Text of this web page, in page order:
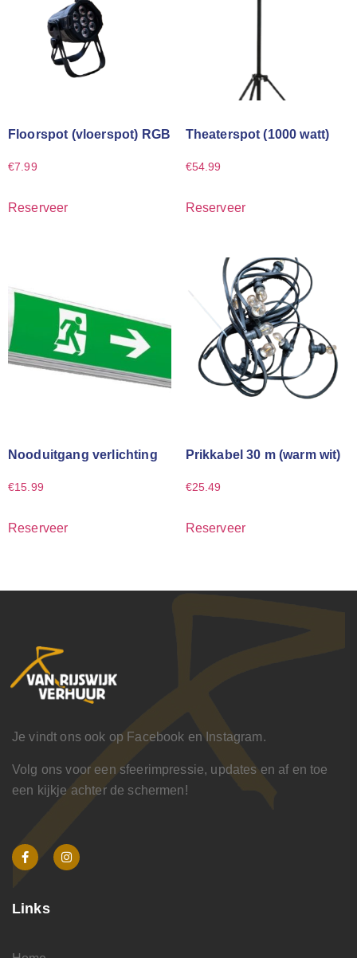
Floorspot (vloerspot) RGB
€7.99
Reserveer
Theaterspot (1000 watt)
€54.99
Reserveer
Nooduitgang verlichting
€15.99
Reserveer
Prikkabel 30 m (warm wit)
€25.49
Reserveer
Je vindt ons ook op Facebook en Instagram.
Volg ons voor een sfeerimpressie, updates en af en toe
een kijkje achter de schermen!
Links